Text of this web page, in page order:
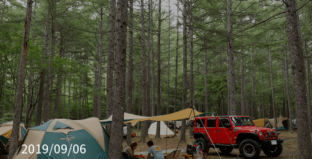
2019/09/06